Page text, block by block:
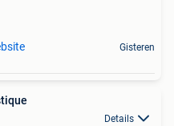
Gisteren
Details